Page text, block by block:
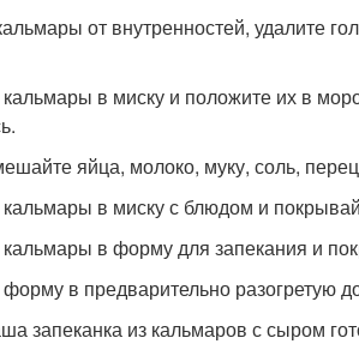
от внутренностей, удалите
в миску и положите их в
яйца, молоко, муку, соль,
в миску с блюдом и
в форму для запекания и
в предварительно разогретую
запеканка из кальмаров с сыром